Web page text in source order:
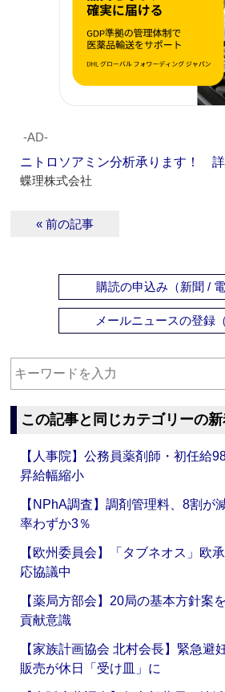
‐AD‐
ニトロソアミン分析承ります！
蝶理株式会社
« 前の記事
購読の申込み（新聞 / 電
メールニュースの登録
この記事と同じカテゴリーの
【人事院】公務員薬剤師・初任給
昇給幅縮小
【NPhA調査】調剤管理料、8割が
率わずか3％
【欧州委員会】「タブネオス」欧
応協議中
【薬局方部会】20局の基本方針案
貢献意識
【家族計画協会 北村会長】緊急避
販売が休日「受け皿」に